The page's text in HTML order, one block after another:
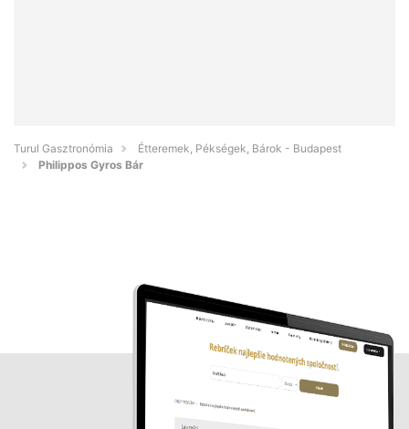
Turul Gasztronómia
Étteremek, Pékségek, Bárok - Budapest
Philippos Gyros Bár